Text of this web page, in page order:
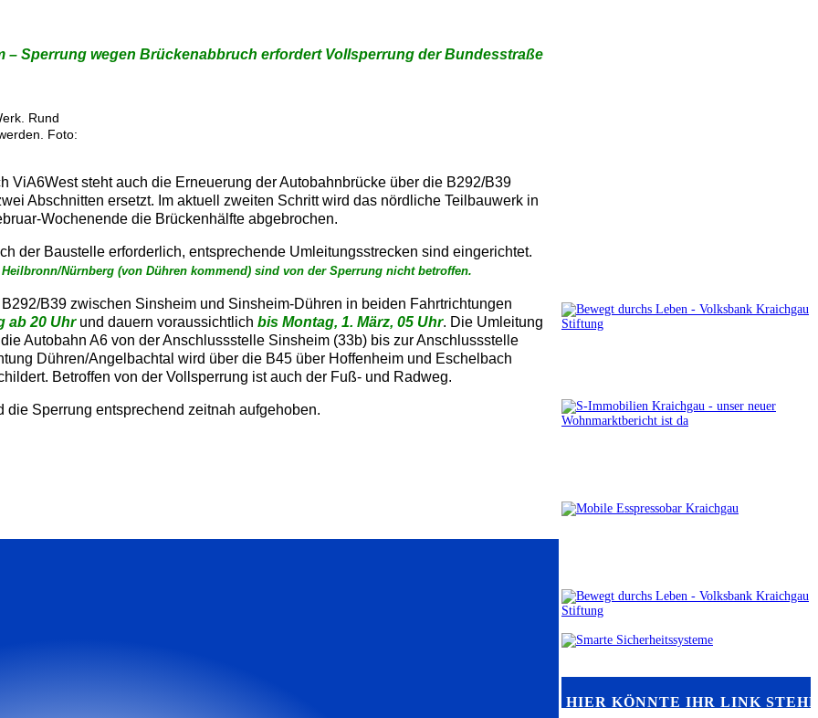
– Sperrung wegen Brückenabbruch erfordert Vollsperrung der Bundesstraße
Rund
Foto:
ViA6West steht auch die Erneuerung der Autobahnbrücke über die B292/B39
Abschnitten ersetzt. Im aktuell zweiten Schritt wird das nördliche Teilbauwerk in
Wochenende die Brückenhälfte abgebrochen.
der Baustelle erforderlich, entsprechende Umleitungsstrecken sind eingerichtet.
Nürnberg (von Dühren kommend) sind von der Sperrung nicht betroffen.
B39 zwischen Sinsheim und Sinsheim-Dühren in beiden Fahrtrichtungen
ab 20 Uhr und dauern voraussichtlich bis Montag, 1. März, 05 Uhr. Die Umleitung
Autobahn A6 von der Anschlussstelle Sinsheim (33b) bis zur Anschlussstelle
Dühren/Angelbachtal wird über die B45 über Hoffenheim und Eschelbach
Betroffen von der Vollsperrung ist auch der Fuß- und Radweg.
Sperrung entsprechend zeitnah aufgehoben.
HIER KÖNNTE IHR LINK